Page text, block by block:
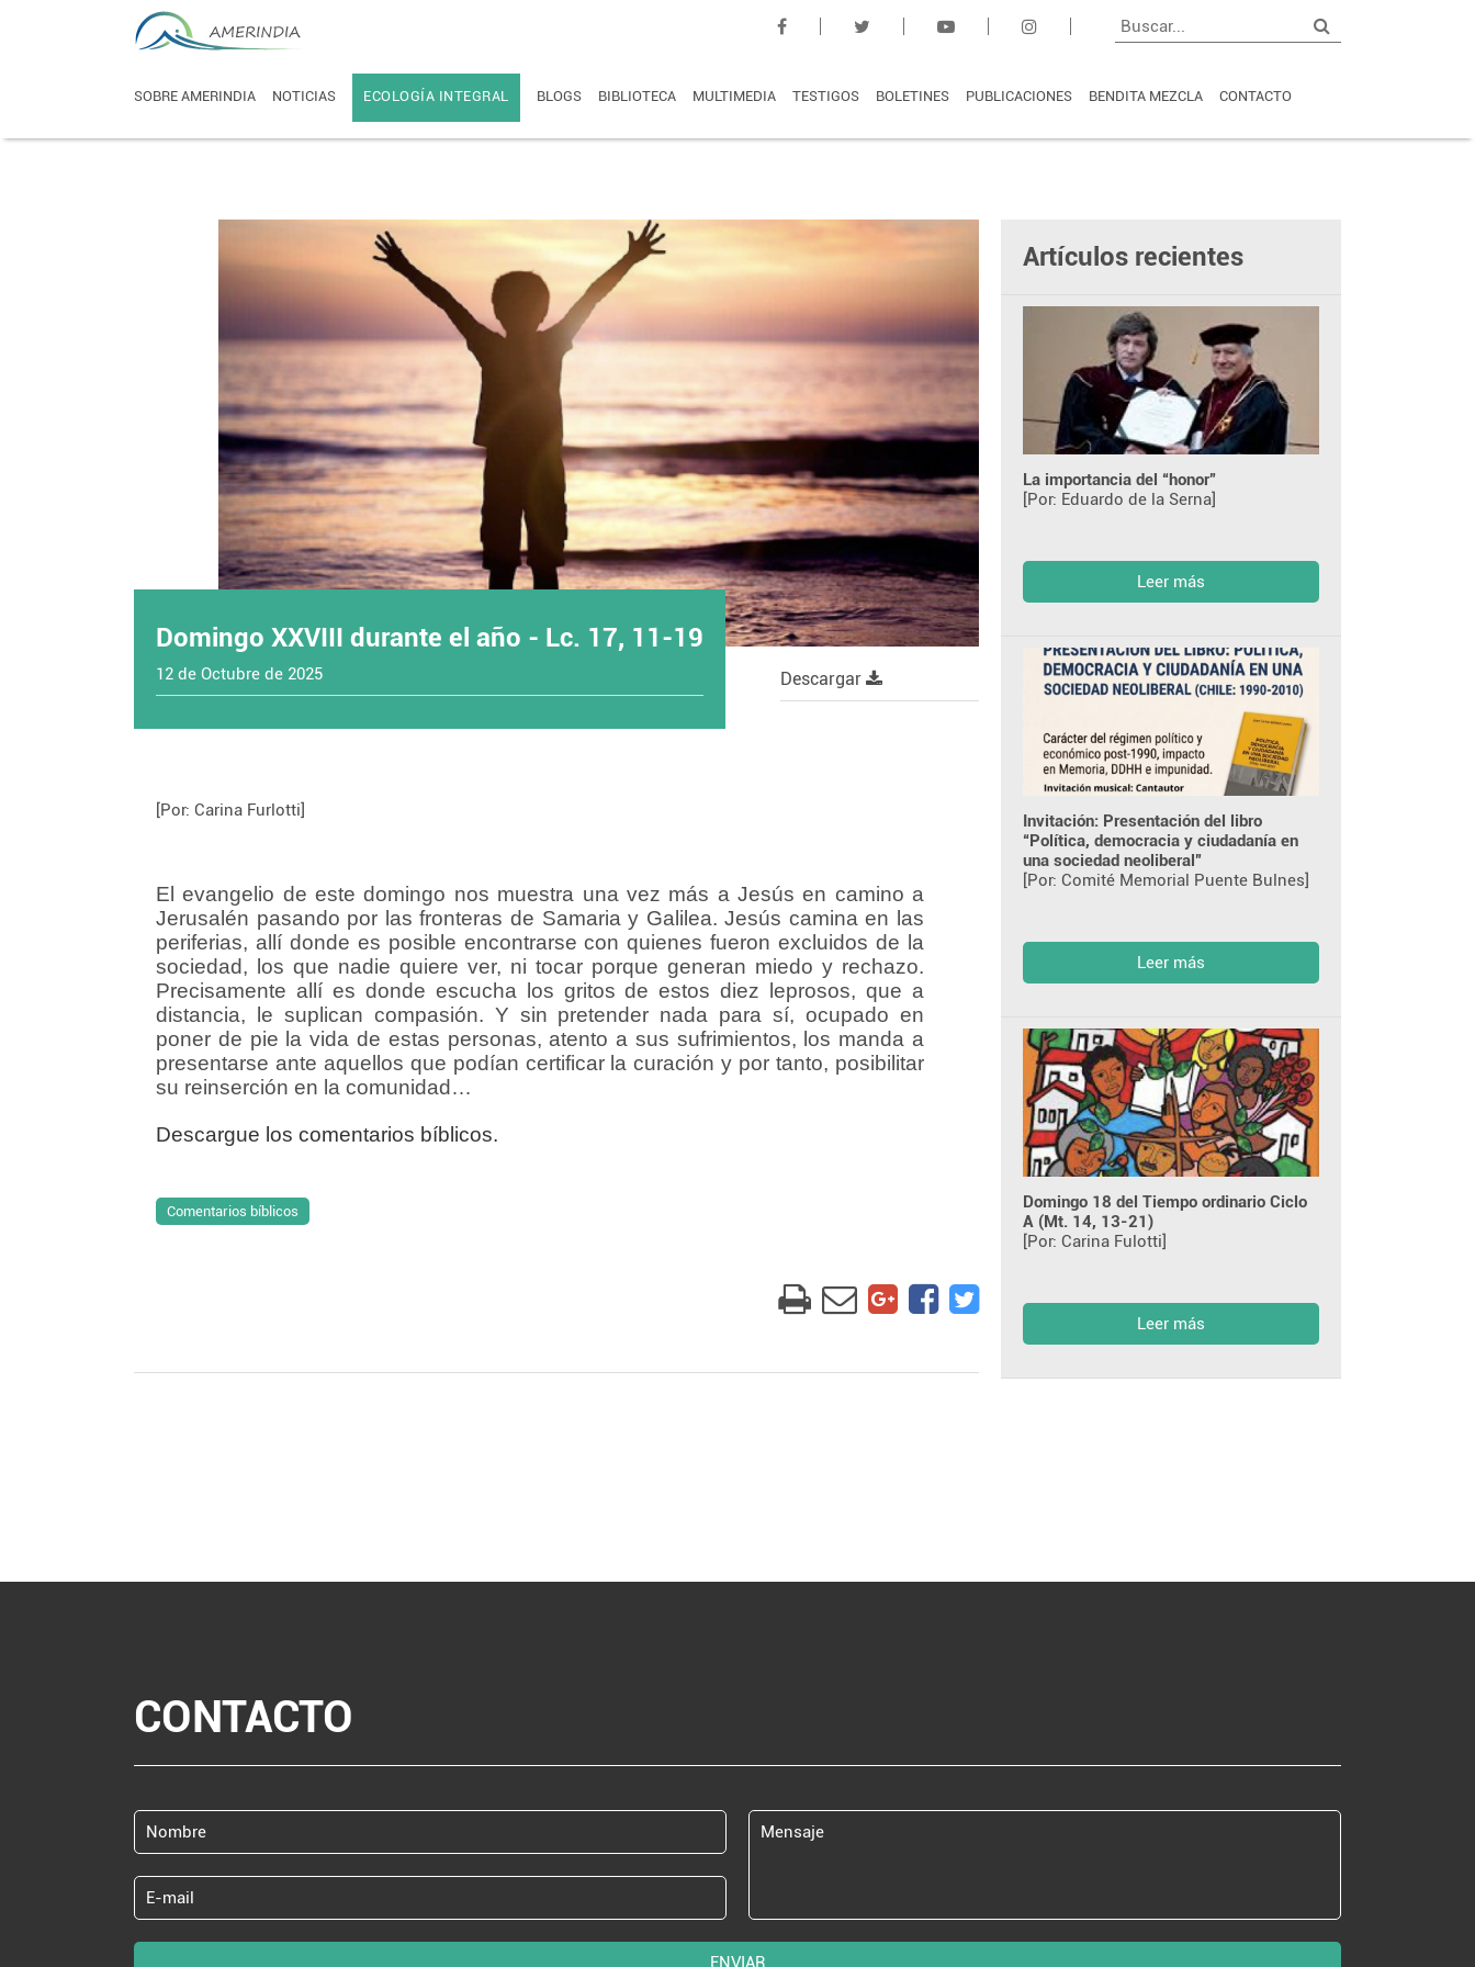
SOBRE AMERINDIA NOTICIAS ECOLOGÍA INTEGRAL BLOGS BIBLIOTECA MULTIMEDIA TESTIGOS BOLETINES PUBLICACIONES BENDITA MEZCLA CONTACTO
Domingo XXVIII durante el año - Lc. 17, 11-19
12 de Octubre de 2025 Descargar
[Por: Carina Furlotti]
El evangelio de este domingo nos muestra una vez más a Jesús en camino a
Jerusalén pasando por las fronteras de Samaria y Galilea. Jesús camina en las
periferias, allí donde es posible encontrarse con quienes fueron excluidos de la
sociedad, los que nadie quiere ver, ni tocar porque generan miedo y rechazo.
Precisamente allí es donde escucha los gritos de estos diez leprosos, que a
distancia, le suplican compasión. Y sin pretender nada para sí, ocupado en
poner de pie la vida de estas personas, atento a sus sufrimientos, los manda a
presentarse ante aquellos que podían certificar la curación y por tanto, posibilitar
su reinserción en la comunidad…
Descargue los comentarios bíblicos.
Comentarios bíblicos
Artículos recientes
La importancia del “honor”
[Por: Eduardo de la Serna]
Leer más
Invitación: Presentación del libro
“Política, democracia y ciudadanía en
una sociedad neoliberal”
[Por: Comité Memorial Puente Bulnes]
Leer más
Domingo 18 del Tiempo ordinario Ciclo
A (Mt. 14, 13-21)
[Por: Carina Fulotti]
Leer más
CONTACTO
ENVIAR